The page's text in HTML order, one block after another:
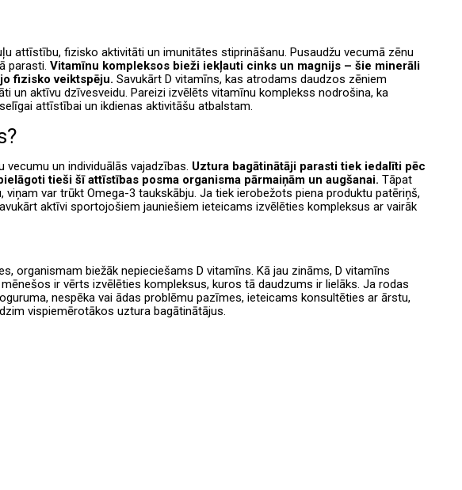
attīstību, fizisko aktivitāti un imunitātes stiprināšanu. Pusaudžu vecumā zēnu
parasti. Vitamīnu kompleksos bieži iekļauti cinks un magnijs – šie minerāli
fizisko veiktspēju. Savukārt D vitamīns, kas atrodams daudzos zēniem
un aktīvu dzīvesveidu. Pareizi izvēlēts vitamīnu komplekss nodrošina, ka
attīstībai un ikdienas aktivitāšu atbalstam.
un individuālās vajadzības. Uztura bagātinātāji parasti tiek iedalīti pēc
tieši šī attīstības posma organisma pārmaiņām un augšanai. Tāpat
var trūkt Omega-3 taukskābju. Ja tiek ierobežots piena produktu patēriņš,
aktīvi sportojošiem jauniešiem ieteicams izvēlēties kompleksus ar vairāk
organismam biežāk nepieciešams D vitamīns. Kā jau zināms, D vitamīns
ir vērts izvēlēties kompleksus, kuros tā daudzums ir lielāks. Ja rodas
nespēka vai ādas problēmu pazīmes, ieteicams konsultēties ar ārstu,
vispiemērotākos uztura bagātinātājus.